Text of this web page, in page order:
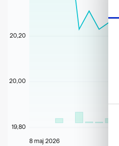
19,80
20,00
20,20
8 maj 2026